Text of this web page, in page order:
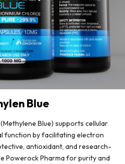
Blue
Blue) supports cellular
function by facilitating electron
antioxidant, and research-
Powerock Pharma for purity and